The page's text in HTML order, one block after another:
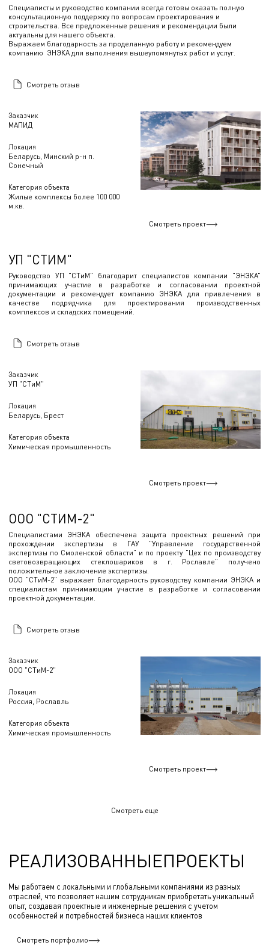
Заказчик
МАПИД
Локация
Беларусь, Минский р-н п.
Сонечный
Категория объекта
Жилые комплексы более 100 000
м.кв.
Специалисты и руководство компании всегда готовы оказать полную
консультационную поддержку по вопросам проектирования и
строительства. Все предложенные решения и рекомендации были
актуальны для нашего объекта.
Выражаем благодарность за проделанную работу и рекомендуем
компанию ЭНЭКА для выполнения вышеупомянутых работ и услуг.
Смотреть отзыв
Смотреть проект
Заказчик
УП "СТиМ"
Локация
Беларусь, Брест
Категория объекта
Химическая промышленность
УП "СТИМ"
Руководство УП "СТиМ" благодарит специалистов компании "ЭНЭКА"
принимающих участие в разработке и согласовании проектной
документации и рекомендует компанию ЭНЭКА для привлечения в
качестве подрядчика для проектирования производственных
комплексов и складских помещений.
Смотреть отзыв
Смотреть проект
Заказчик
ООО "СТиМ-2"
Локация
Россия, Рославль
Категория объекта
Химическая промышленность
ООО "СТИМ-2"
Специалистами ЭНЭКА обеспечена защита проектных решений при
прохождении экспертизы в ГАУ "Управление государственной
экспертизы по Смоленской области" и по проекту "Цех по производству
световозвращающих стеклошариков в г. Рославле" получено
положительное заключение экспертизы.
ООО "СТиМ-2" выражает благодарность руководству компании ЭНЭКА и
специалистам принимающим участие в разработке и согласовании
проектной документации.
Смотреть отзыв
Смотреть проект
Смотреть еще
РЕАЛИЗОВАННЫЕПРОЕКТЫ
Мы работаем с локальными и глобальными компаниями из разных
отраслей, что позволяет нашим сотрудникам приобретать уникальный
опыт, создавая проектные и инженерные решения с учетом
особенностей и потребностей бизнеса наших клиентов
Смотреть портфолио